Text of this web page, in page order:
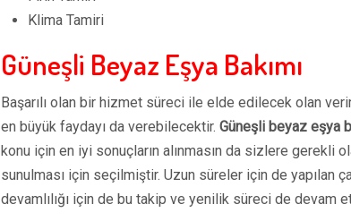
Klima Tamiri
Güneşli Beyaz Eşya Bakımı
Başarılı olan bir hizmet süreci ile elde edilecek olan
en büyük faydayı da verebilecektir. Güneşli beyaz eşya
konu için en iyi sonuçların alınmasın da sizlere gerekli
sunulması için seçilmiştir. Uzun süreler için de yapılan
devamlılığı için de bu takip ve yenilik süreci de devam